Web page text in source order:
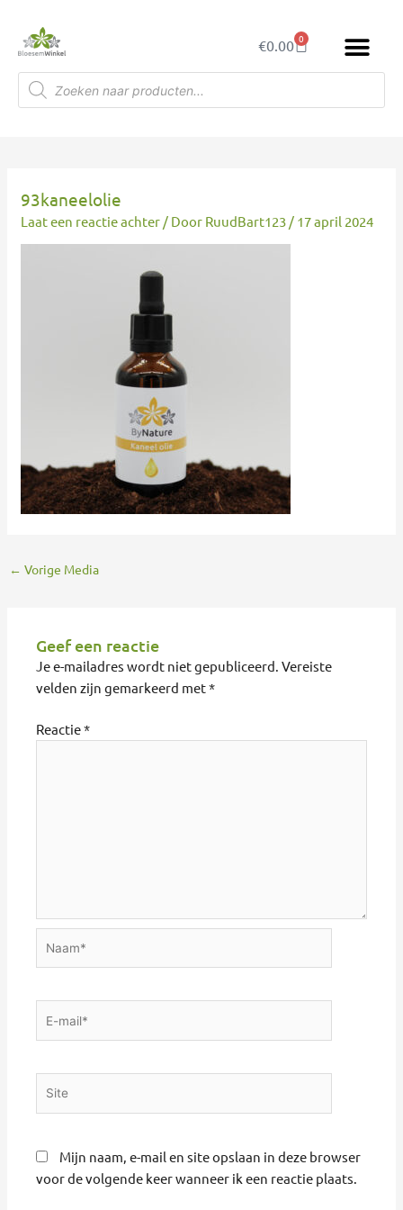
inhoud
€0.00 0
Winkelwagen
Producten
zoeken
93kaneelolie
Laat een reactie achter / Door RuudBart123 / 17 april 2024
← Vorige Media
Geef een reactie
Je e-mailadres wordt niet gepubliceerd. Vereiste
velden zijn gemarkeerd met*
Reactie*
Mijn naam, e-mail en site opslaan in deze browser
voor de volgende keer wanneer ik een reactie plaats.